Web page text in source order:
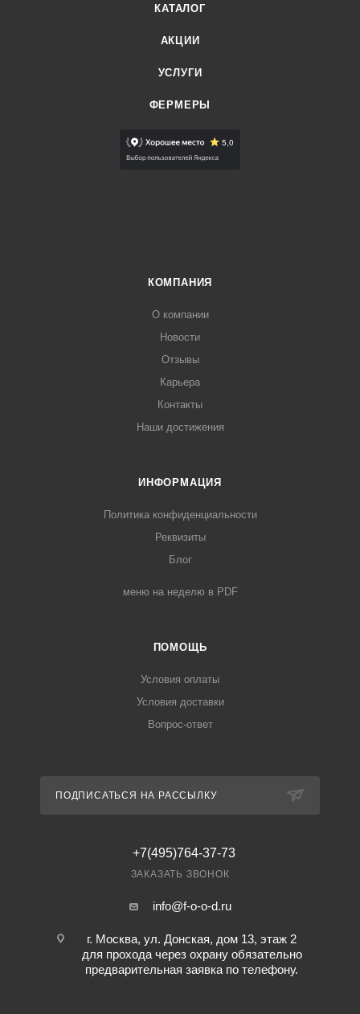
КАТАЛОГ
АКЦИИ
УСЛУГИ
ФЕРМЕРЫ
КОМПАНИЯ
О компании
Новости
Отзывы
Карьера
Контакты
Наши достижения
ИНФОРМАЦИЯ
Политика конфиденциальности
Реквизиты
Блог
меню на неделю в PDF
ПОМОЩЬ
Условия оплаты
Условия доставки
Вопрос-ответ
ПОДПИСАТЬСЯ НА РАССЫЛКУ
+7(495)764-37-73
ЗАКАЗАТЬ ЗВОНОК
info@f-o-o-d.ru
г. Москва, ул. Донская, дом 13, этаж 2
для прохода через охрану обязательно
предварительная заявка по телефону.